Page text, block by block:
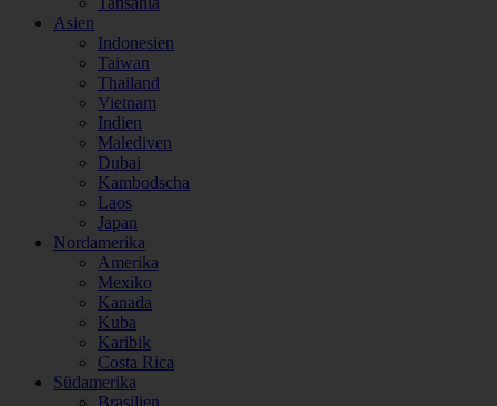
Asien
Indonesien
Taiwan
Thailand
Vietnam
Indien
Malediven
Dubai
Kambodscha
Laos
Japan
Nordamerika
Amerika
Mexiko
Kanada
Kuba
Karibik
Costa Rica
Südamerika
Brasilien